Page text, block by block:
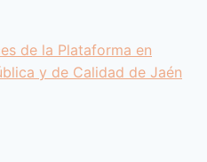
de la Plataforma en
y de Calidad de Jaén